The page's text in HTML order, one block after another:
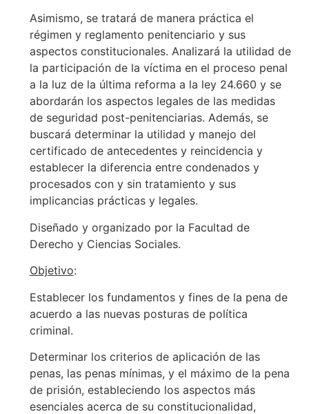
Asimismo, se tratará de manera práctica el
régimen y reglamento penitenciario y sus
aspectos constitucionales. Analizará la utilidad de
la participación de la víctima en el proceso penal
a la luz de la última reforma a la ley 24.660 y se
abordarán los aspectos legales de las medidas
de seguridad post-penitenciarias. Además, se
buscará determinar la utilidad y manejo del
certificado de antecedentes y reincidencia y
establecer la diferencia entre condenados y
procesados con y sin tratamiento y sus
implicancias prácticas y legales.
Diseñado y organizado por la Facultad de
Derecho y Ciencias Sociales.
Objetivo:
Establecer los fundamentos y fines de la pena de
acuerdo a las nuevas posturas de política
criminal.
Determinar los criterios de aplicación de las
penas, las penas mínimas, y el máximo de la pena
de prisión, estableciendo los aspectos más
esenciales acerca de su constitucionalidad,